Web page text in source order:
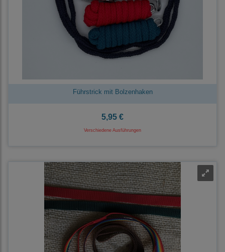
Führstrick mit Bolzenhaken
5,95 €
Verschiedene Ausführungen